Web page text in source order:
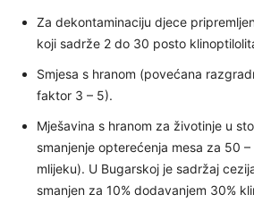
Za dekontaminaciju djece
koji sadrže 2 do 30 posto
Smjesa s hranom (povećana
faktor 3 – 5).
Mješavina s hranom za životinje u
smanjenje opterećenja mesa za 50
mlijeku). U Bugarskoj je sadržaj
smanjen za 10% dodavanjem 30%